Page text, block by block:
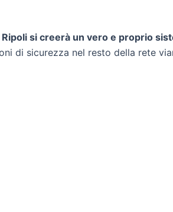
Ripoli si creerà un vero e proprio
di sicurezza nel resto della rete